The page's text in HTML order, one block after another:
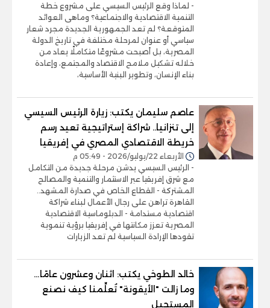
- لماذا وقع الرئيس السيسي على مشروع خطة
التنمية الاقتصادية والاجتماعية؟ وماهى العوائد
المتوقعة؟ لم تعد الجمهورية الجديدة مجرد شعار
سياسي أو عنوان لمرحلة مختلفة في تاريخ الدولة
المصرية، بل أصبحت مشروعًا متكاملًا يعاد من
خلاله تشكيل ملامح الاقتصاد والمجتمع، وإعادة
بناء الإنسان، وتطوير البنية الأساسية،
عاصم سليمان يكتب: زيارة الرئيس السيسي
إلى تنزانيا.. شراكة إستراتيجية تعيد رسم
خريطة الاقتصادي المصري في إفريقيا
الأربعاء 22/يوليو/2026 - 05:49 م
- الرئيس السيسي يدشن مرحلة جديدة من التكامل
مع شرق إفريقيا عبر الاستثمار والتنمية والمصالح
المشتركة - القطاع الخاص في صدارة المشهد..
القاهرة تراهن على رجال الأعمال لبناء شراكة
اقتصادية مستدامة - الدبلوماسية الاقتصادية
المصرية تعزز مكانتها في إفريقيا برؤية تنموية
تقودها الإرادة السياسية لم تعد الزيارات
خالد الطوخي يكتب: اثنان وعشرون عامًا…
وما زالت "الأيقونة" تُعلِّمنا كيف نصنع
المستحيل